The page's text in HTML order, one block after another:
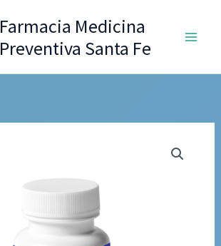
Farmacia Medicina
Preventiva Santa Fe